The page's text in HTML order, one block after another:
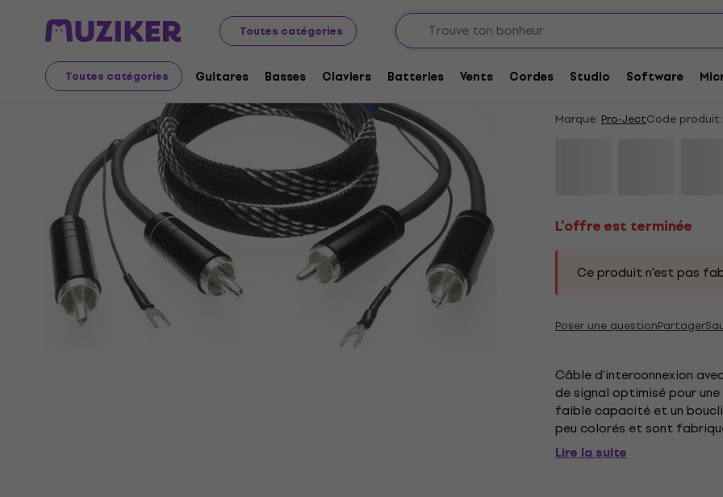
Toutes catégories
Toutes catégories Guitares Basses Claviers Batteries Vents Cordes Studio Software
Audio Video Tech Hi-Fi Hi-Fi Cables Hi-Fi câbles Tonearm
L'offre est terminée
L'offre est terminée
Pro-Ject Connect-
Marque: Pro-JectCode produit:
L'offre est terminée
Ce produit n'est pas
Poser une questionPartager
Câble d'interconnexion
de signal optimisé pour
faible capacité et un
peu colorés et sont
de la technologie» pour...
Lire la suite